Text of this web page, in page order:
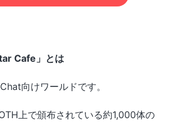
Cafe」とは
向けワールドです。
上で頒布されている約1,000体の